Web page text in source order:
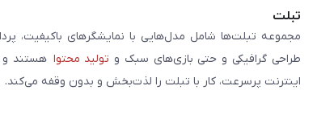
تبلت
مجموعه تبلت‌ها شامل مدل‌هایی با نمایشگرهای باکیفیت،
طراحی گرافیکی و حتی بازی‌های سبک و تولید محتوا هستند و
اینترنت پرسرعت، کار با تبلت را لذت‌بخش و بدون وقفه می‌کند.